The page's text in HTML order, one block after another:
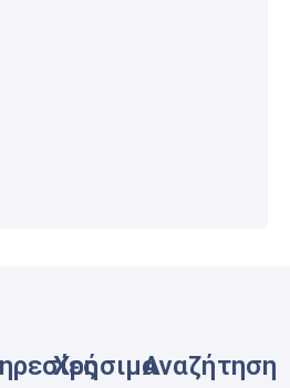
ΧρήσιμαΑναζήτηση